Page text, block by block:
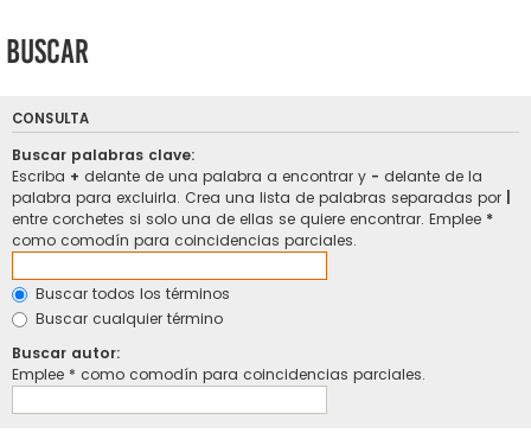
Buscar
CONSULTA
Buscar palabras clave:
Escriba + delante de una palabra a encontrar y - delante de la
palabra para excluirla. Crea una lista de palabras separadas por
entre corchetes si solo una de ellas se quiere encontrar. Emplee *
como comodín para coincidencias parciales.
Buscar todos los términos
Buscar cualquier término
Buscar autor:
Emplee * como comodín para coincidencias parciales.